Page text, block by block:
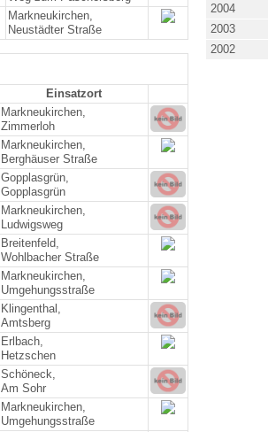
Markneukirchen,
Neustädter Straße
Einsatzort
Markneukirchen,
Zimmerloh
Markneukirchen,
Berghäuser Straße
Gopplasgrün,
Gopplasgrün
Markneukirchen,
Ludwigsweg
Breitenfeld,
Wohlbacher Straße
Markneukirchen,
Umgehungsstraße
Klingenthal,
Amtsberg
Erlbach,
Hetzschen
Schöneck,
Am Sohr
Markneukirchen,
Umgehungsstraße
2004
2003
2002